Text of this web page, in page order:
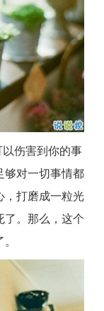
伤害到你的事
够对一切事情都
，打磨成一粒光
。那么，这个